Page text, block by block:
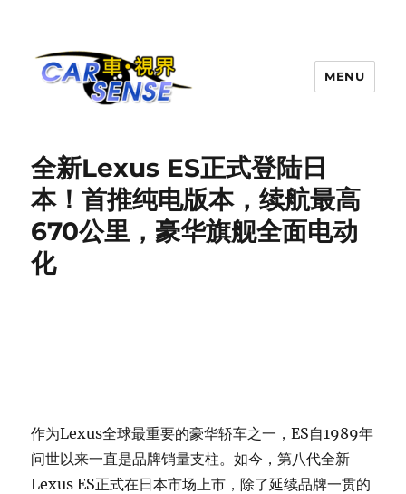
MENU
全新Lexus ES正式登陆日
本！首推纯电版本，续航最高
670公里，豪华旗舰全面电动
化
作为Lexus全球最重要的豪华轿车之一，ES自1989年
问世以来一直是品牌销量支柱。如今，第八代全新
Lexus ES正式在日本市场上市，除了延续品牌一贯的